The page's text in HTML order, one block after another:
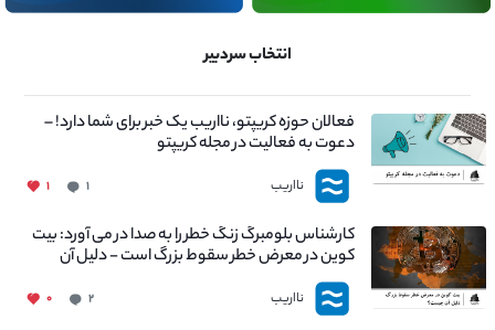
انتخاب سردبیر
فعالان حوزه کریپتو، نااریب یک خبر برای شما دارد! –
دعوت به فعالیت در مجله کریپتو
نااریب ۱ ۱
کارشناس بلومبرگ زنگ خطر را به صدا در می آورد: بیت
کوین در معرض خطر سقوط بزرگ است - دلیل آن
چیست؟
نااریب ۲ ۰